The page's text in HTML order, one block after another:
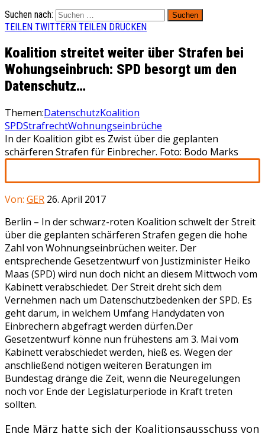
Suchen nach:
TEILEN TWITTERN TEILEN DRUCKEN
Koalition streitet weiter über Strafen bei
Wohungseinbruch: SPD besorgt um den
Datenschutz…
Themen:DatenschutzKoalition
SPDStrafrechtWohnungseinbrüche
In der Koalition gibt es Zwist über die geplanten
schärferen Strafen für Einbrecher. Foto: Bodo Marks
Von: GER 26. April 2017
Berlin – In der schwarz-roten Koalition schwelt der Streit
über die geplanten schärferen Strafen gegen die hohe
Zahl von Wohnungseinbrüchen weiter. Der
entsprechende Gesetzentwurf von Justizminister Heiko
Maas (SPD) wird nun doch nicht an diesem Mittwoch vom
Kabinett verabschiedet. Der Streit dreht sich dem
Vernehmen nach um Datenschutzbedenken der SPD. Es
geht darum, in welchem Umfang Handydaten von
Einbrechern abgefragt werden dürfen.Der
Gesetzentwurf könne nun frühestens am 3. Mai vom
Kabinett verabschiedet werden, hieß es. Wegen der
anschließend nötigen weiteren Beratungen im
Bundestag dränge die Zeit, wenn die Neuregelungen
noch vor Ende der Legislaturperiode in Kraft treten
sollten.
Ende März hatte sich der Koalitionsausschuss von